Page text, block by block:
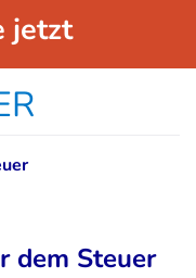
jetzt
dem Steuer